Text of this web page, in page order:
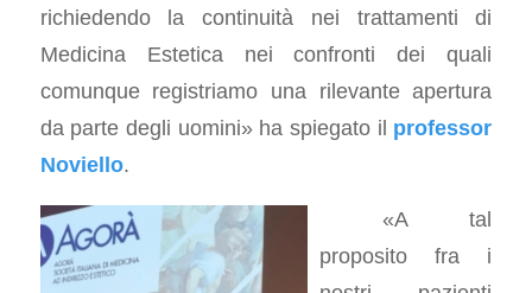
richiedendo la continuità nei trattamenti di
Medicina Estetica nei confronti dei quali
comunque registriamo una rilevante apertura
da parte degli uomini»ha spiegato il professor
Noviello.
«A tal
proposito fra i